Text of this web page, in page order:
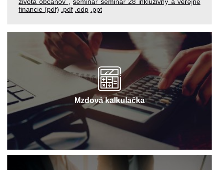
života občanov ,seminar seminar 28 inkluzivny a verejne
financie (pdf) .pdf .odp .ppt
Mzdová kalkulačka